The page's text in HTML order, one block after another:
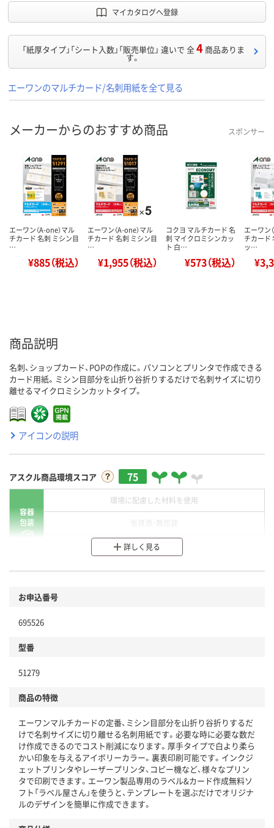
マイカタログへ登録
「紙厚タイプ」「シート入数」「販売単位」 違いで 全4 商品ありま
す。
エーワンのマルチカード/名刺用紙を全て見る
メーカーからのおすすめ商品 スポンサー
エーワン（A-one）マル
チカード 名刺 ミシン目
…
¥885（税込）
エーワン（A-one）マル
チカード 名刺 ミシン目
…
¥1,955（税込）
コクヨ マルチカード 名
刺 マイクロミシンカッ
ト 白…
¥573（税込）
エーワン
チカード
ッ…
商品説明
名刺、ショップカード、POPの作成に。パソコンとプリンタで作成できる
カード用紙。ミシン目部分を山折り谷折りするだけで名刺サイズに切り
離せるマイクロミシンカットタイプ。
アイコンの説明
アスクル商品環境スコア 75
容器
包装
環境に配慮した材料を使用
分別・リサイクルしやすい設計
商品
本体
仕組
この商品の環境配慮ポイントです。下記商品詳細「
アスクル商品環境スコア詳細／加点項目
」で確認できます。
詳しく見る
お申込番号
695526
型番
51279
商品の特徴
エーワンマルチカードの定番、ミシン目部分を山折り谷折りするだ
けで名刺サイズに切り離せる名刺用紙です。必要な時に必要な数だ
け作成できるのでコスト削減になります。厚手タイプで白より柔ら
かい印象を与えるアイボリーカラー。裏表印刷可能です。インクジ
ェットプリンタやレーザープリンタ、コピー機など、様々なプリン
タで印刷できます。エーワン製品専用のラベル&カード作成無料ソ
フト「ラベル屋さん」を使うと、テンプレートを選ぶだけでオリジナ
ルのデザインを簡単に作成できます。